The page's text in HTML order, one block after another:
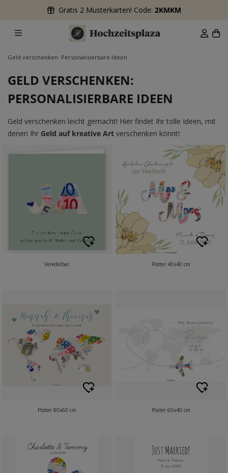
Gratis 2 Musterkarten! Code: 2KMKM
Geld verschenken: Personalisierbare Ideen
GELD VERSCHENKEN:
PERSONALISIERBARE IDEEN
Geld verschenken leicht gemacht! Hier findet Ihr tolle Ideen, mit
denen Ihr Geld auf kreative Art verschenken könnt!
Veredelbar Poster 40x40 cm
Poster 80x60 cm Poster 60x40 cm